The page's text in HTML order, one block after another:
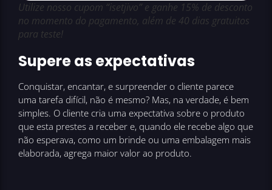
Utilize nosso cupom “isetjivo” e ganhe 15% de desconto
no momento do pagamento, além de 40 dias gratuitos
para teste!
Supere as expectativas
Conquistar, encantar, e surpreender o cliente parece
uma tarefa difícil, não é mesmo? Mas, na verdade, é bem
simples. O cliente cria uma expectativa sobre o produto
que esta prestes a receber e, quando ele recebe algo que
não esperava, como um brinde ou uma embalagem mais
elaborada, agrega maior valor ao produto.